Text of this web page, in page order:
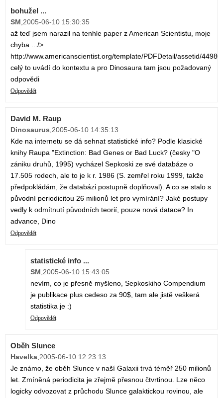
bohužel ...
SM 2005-06-10 15:30:35
až teď jsem narazil na tenhle paper z American Scientistu, moje
chyba .../>
http://www.americanscientist.org/template/PDFDetail/assetid/44980
celý to uvádí do kontextu a pro Dinosaura tam jsou požadovaný
odpovědi
Odpovědět
David M. Raup
Dinosaurus 2005-06-10 14:35:13
Kde na internetu se dá sehnat statistické info? Podle klasické
knihy Raupa "Extinction: Bad Genes or Bad Luck? (česky "O
zániku druhů, 1995) vycházel Sepkoski ze své databáze o
17.505 rodech, ale to je k r. 1986 (S. zemřel roku 1999, takže
předpokládám, že databázi postupně doplňoval). A co se stalo s
původní periodicitou 26 milionů let pro vymírání? Jaké postupy
vedly k odmítnutí původních teorií, pouze nová datace? In
advance, Dino
Odpovědět
statistické info ...
SM 2005-06-10 15:43:05
nevím, co je přesně myšleno, Sepkoskiho Compendium
je publikace plus cedeso za 90$, tam ale jistě veškerá
statistika je :)
Odpovědět
Oběh Slunce
Havelka 2005-06-10 12:23:13
Je známo, že oběh Slunce v naší Galaxii trvá téměř 250 milionů
let. Zmíněná periodicita je zřejmě přesnou čtvrtinou. Lze něco
logicky odvozovat z průchodu Slunce galaktickou rovinou, ale